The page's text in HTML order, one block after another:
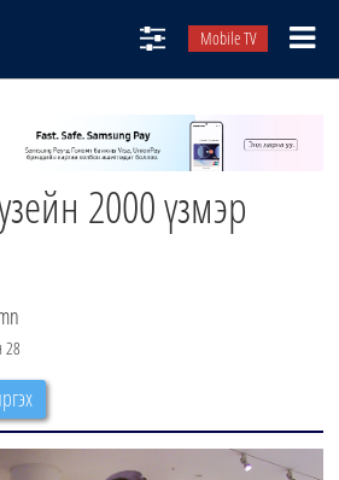
Mobile TV
2000 үзмэр
28